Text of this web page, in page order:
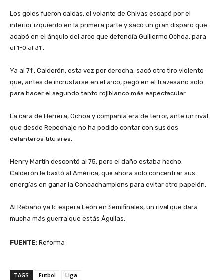
Los goles fueron calcas, el volante de Chivas escapó por el
interior izquierdo en la primera parte y sacó un gran disparo que
acabó en el ángulo del arco que defendía Guillermo Ochoa, para
el 1-0 al 31′.
Ya al 71′, Calderón, esta vez por derecha, sacó otro tiro violento
que, antes de incrustarse en el arco, pegó en el travesaño solo
para hacer el segundo tanto rojiblanco más espectacular.
La cara de Herrera, Ochoa y compañía era de terror, ante un rival
que desde Repechaje no ha podido contar con sus dos
delanteros titulares.
Henry Martín descontó al 75, pero el daño estaba hecho.
Calderón le bastó al América, que ahora solo concentrar sus
energías en ganar la Concachampions para evitar otro papelón.
Al Rebaño ya lo espera León en Semifinales, un rival que dará
mucha más guerra que estás Águilas.
FUENTE: Reforma
TAGS Futbol Liga